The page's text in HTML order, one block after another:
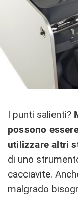
I punti salienti?
possono
utilizzare altri
di uno
cacciavite.
malgrado